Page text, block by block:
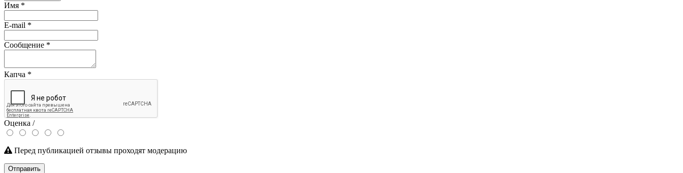
Имя *
E-mail *
Сообщение *
Капча *
Оценка /
Перед публикацией отзывы проходят модерацию
Отправить